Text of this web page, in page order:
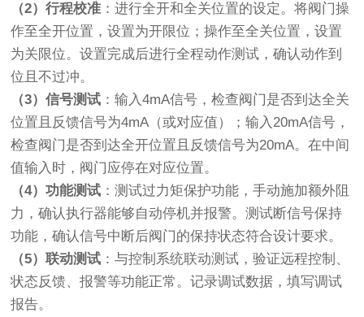
（2）行程校准 ：进行全开和全关位置的设定。将阀门操
作至全开位置，设置为开限位；操作至全关位置，设置
为关限位。设置完成后进行全程动作测试，确认动作到
位且不过冲。
（3）信号测试 ：输入4mA信号，检查阀门是否到达全关
位置且反馈信号为4mA（或对应值）；输入20mA信号，
检查阀门是否到达全开位置且反馈信号为20mA。在中间
值输入时，阀门应停在对应位置。
（4）功能测试 ：测试过力矩保护功能，手动施加额外阻
力，确认执行器能够自动停机并报警。测试断信号保持
功能，确认信号中断后阀门的保持状态符合设计要求。
（5）联动测试 ：与控制系统联动测试，验证远程控制、
状态反馈、报警等功能正常。记录调试数据，填写调试
报告。